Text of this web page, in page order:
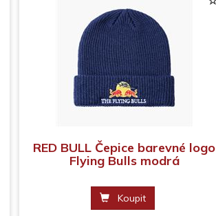
RED BULL Čepice barevné logo
Flying Bulls modrá
Koupit